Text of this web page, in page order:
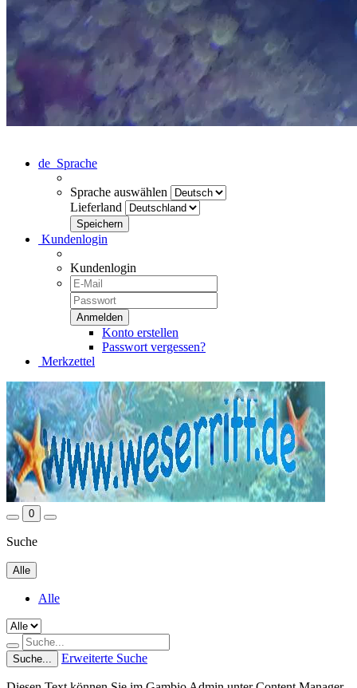
de Sprache
Sprache auswählen
Lieferland
Kundenlogin
Kundenlogin
Konto erstellen
Passwort vergessen?
Merkzettel
0
Suche
Alle
Alle
Suche... Erweiterte Suche